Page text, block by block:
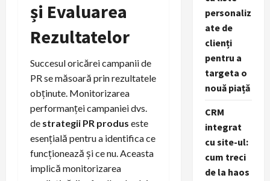
și Evaluarea
Rezultatelor
Succesul oricărei campanii de
PR se măsoară prin rezultatele
obținute. Monitorizarea
performanței campaniei dvs.
de strategii PR produs este
esențială pentru a identifica ce
funcționează și ce nu. Aceasta
implică monitorizarea
personaliz
ate de
clienți
pentru a
targeta o
nouă piață
CRM
integrat
cu site-ul:
cum treci
de la haos